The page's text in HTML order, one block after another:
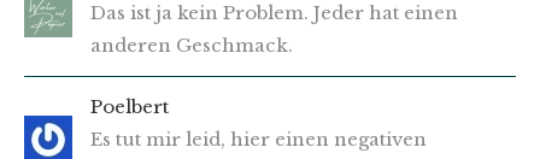
Das ist ja kein Problem. Jeder hat einen
anderen Geschmack.
Poelbert
Es tut mir leid, hier einen negativen